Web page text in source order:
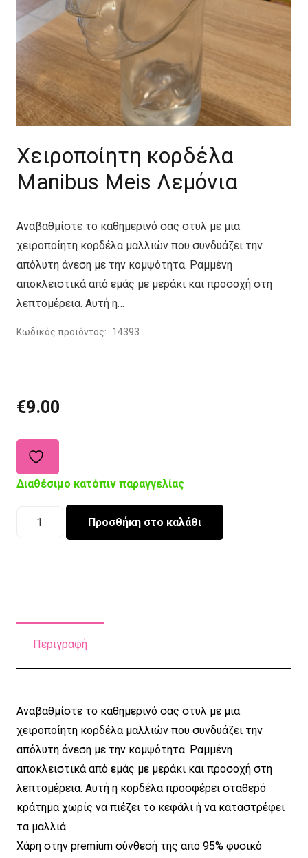
Χειροποίητη κορδέλα
Manibus Meis Λεμόνια
Αναβαθμίστε το καθημερινό σας στυλ με μια
χειροποίητη κορδέλα μαλλιών που συνδυάζει την
απόλυτη άνεση με την κομψότητα. Ραμμένη
αποκλειστικά από εμάς με μεράκι και προσοχή στη
λεπτομέρεια. Aυτή η…
Κωδικός προϊόντος: 14393
€9.00
Διαθέσιμο κατόπιν παραγγελίας
Χειροποίητη
Προσθήκη στο καλάθι
Περιγραφή
Αναβαθμίστε το καθημερινό σας στυλ με μια
χειροποίητη κορδέλα μαλλιών που συνδυάζει την
απόλυτη άνεση με την κομψότητα. Ραμμένη
αποκλειστικά από εμάς με μεράκι και προσοχή στη
λεπτομέρεια. Aυτή η κορδέλα προσφέρει σταθερό
κράτημα χωρίς να πιέζει το κεφάλι ή να καταστρέφει
τα μαλλιά.
Χάρη στην premium σύνθεσή της από 95% φυσικό